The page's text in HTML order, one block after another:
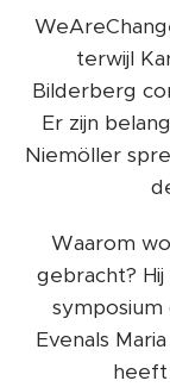
terwijl
Bilderberg
Er zijn
Niemöller
Waarom
gebracht?
Evenals
heeft